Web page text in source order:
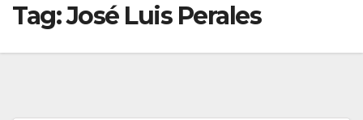
Tag:José Luis Perales